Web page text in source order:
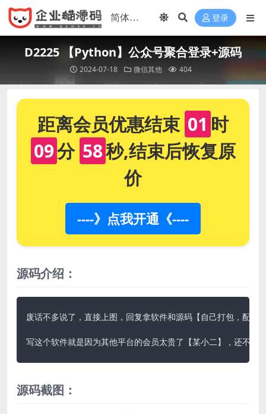
登录
D2225 【Python】公众号聚合登录+源码
2024-07-18 微信其他 404
距离会员优惠结束 01 时
09分 58秒,结束后恢复原
价
----》点我开通《----
源码介绍：
废话不多说了，直接上图，回复拿软件和源码【自己打包，配置
写这个软件就是因为其他平台的会员太贵了【某小二】，还不如
源码截图：